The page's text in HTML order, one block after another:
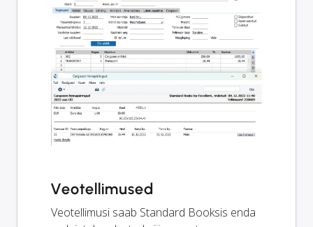
Veotellimused
Veotellimusi saab Standard Booksis enda